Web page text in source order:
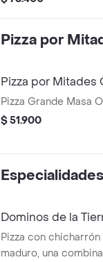
Pizza por
Pizza por Mitades
Pizza Grande Masa
$ 51.900
Dominos de la
Pizza con
maduro, una